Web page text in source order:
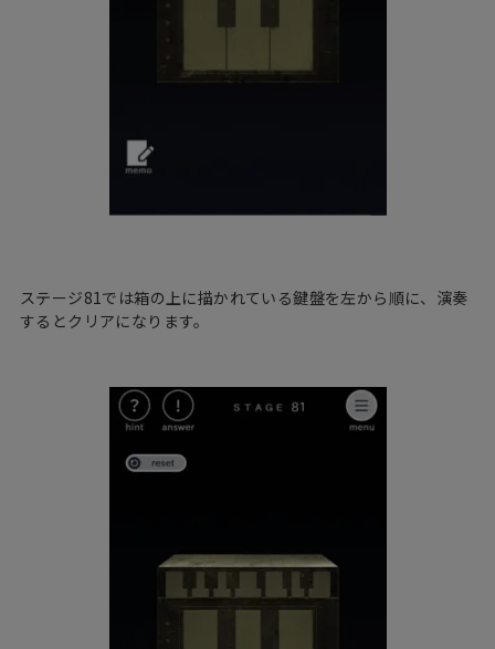
ステージ81では箱の上に描かれている鍵盤を左から順に、演奏
するとクリアになります。